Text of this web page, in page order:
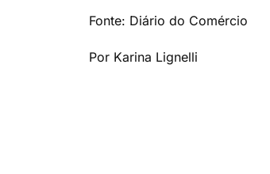
Fonte: Diário do Comércio
Por Karina Lignelli